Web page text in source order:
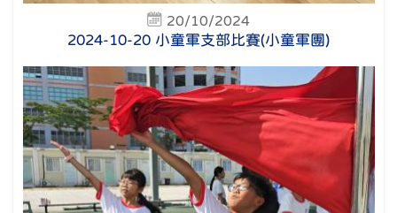
20/10/2024
2024-10-20 小童軍支部比賽(小童軍團)